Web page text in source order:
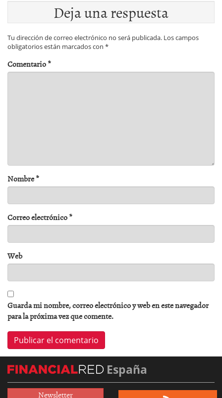
Deja una respuesta
Tu dirección de correo electrónico no será publicada. Los campos
obligatorios están marcados con *
Comentario*
Nombre*
Correo electrónico*
Web
Guarda mi nombre, correo electrónico y web en este navegador
para la próxima vez que comente.
España
Newsletter